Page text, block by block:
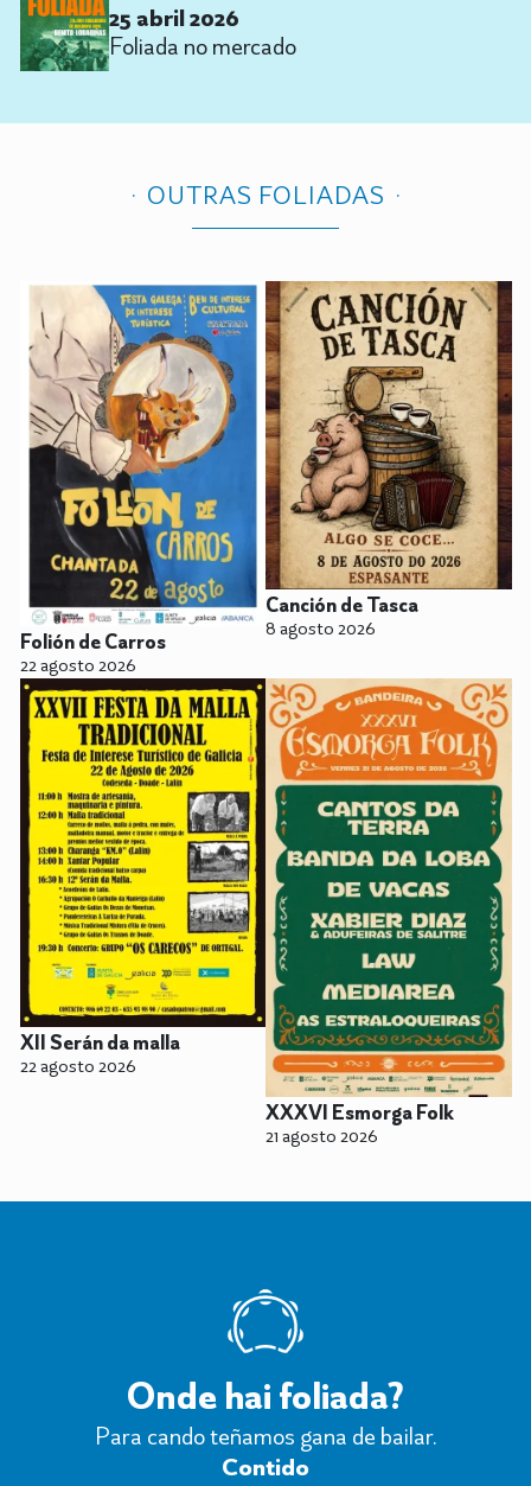
25 abril 2026
Foliada no mercado
OUTRAS FOLIADAS
Folión de Carros
22 agosto 2026
Canción de Tasca
8 agosto 2026
XII Serán da malla
22 agosto 2026
XXXVI Esmorga Folk
21 agosto 2026
Onde hai foliada?
Para cando teñamos gana de bailar.
Contido